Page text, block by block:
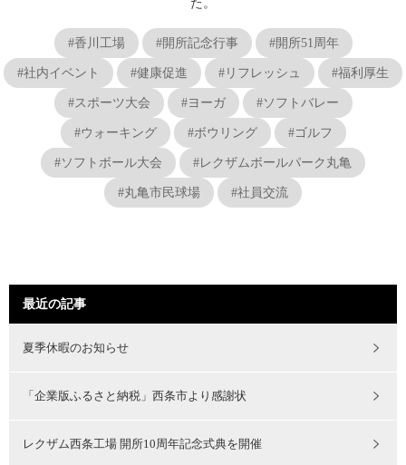
た。
#香川工場 #開所記念行事 #開所51周年
#社内イベント #健康促進 #リフレッシュ #福利厚生
#スポーツ大会 #ヨーガ #ソフトバレー
#ウォーキング #ボウリング #ゴルフ
#ソフトボール大会 #レクザムボールパーク丸亀
#丸亀市民球場 #社員交流
最近の記事
夏季休暇のお知らせ
「企業版ふるさと納税」西条市より感謝状
レクザム西条工場 開所10周年記念式典を開催